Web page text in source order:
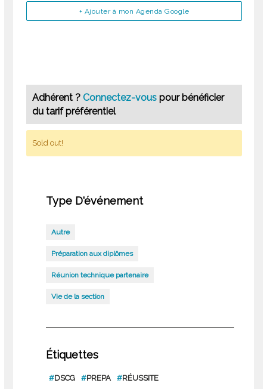
+ Ajouter à mon Agenda Google
Adhérent ?Connectez-vouspour bénéficier
du tarif préférentiel
Sold out!
Type D'événement
Autre
Préparation aux diplômes
Réunion technique partenaire
Vie de la section
Étiquettes
#DSCG #PREPA #RÉUSSITE